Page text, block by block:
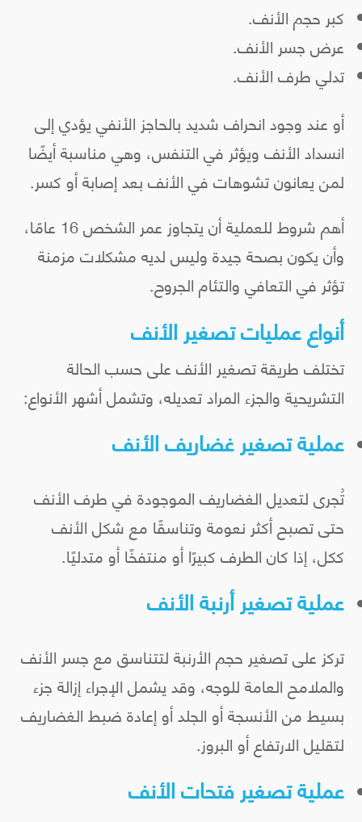
كبر حجم الأنف.
عرض جسر الأنف.
تدلي طرف الأنف.
أو عند وجود انحراف شديد بالحاجز الأنفي يؤدي إلى
انسداد الأنف ويؤثر في التنفس، وهي مناسبة أيضًا
لمن يعانون تشوهات في الأنف بعد إصابة أو كسر.
أهم شروط للعملية أن يتجاوز عمر الشخص 16 عامًا،
وأن يكون بصحة جيدة وليس لديه مشكلات مزمنة
تؤثر في التعافي والتئام الجروح.
أنواع عمليات تصغير الأنف
تختلف طريقة تصغير الأنف على حسب الحالة
التشريحية والجزء المراد تعديله، وتشمل أشهر الأنواع:
عملية تصغير غضاريف الأنف
تُجرى لتعديل الغضاريف الموجودة في طرف الأنف
حتى تصبح أكثر نعومة وتناسقًا مع شكل الأنف
ككل، إذا كان الطرف كبيرًا أو منتفخًا أو متدليًا.
عملية تصغير أرنبة الأنف
تركز على تصغير حجم الأرنبة لتتناسق مع جسر الأنف
والملامح العامة للوجه، وقد يشمل الإجراء إزالة جزء
بسيط من الأنسجة أو الجلد أو إعادة ضبط الغضاريف
لتقليل الارتفاع أو البروز.
عملية تصغير فتحات الأنف